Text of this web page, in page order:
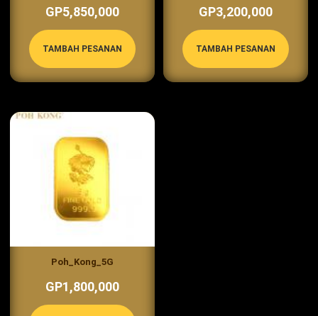
GP5,850,000
TAMBAH PESANAN
GP3,200,000
TAMBAH PESANAN
Poh_Kong_5G
GP1,800,000